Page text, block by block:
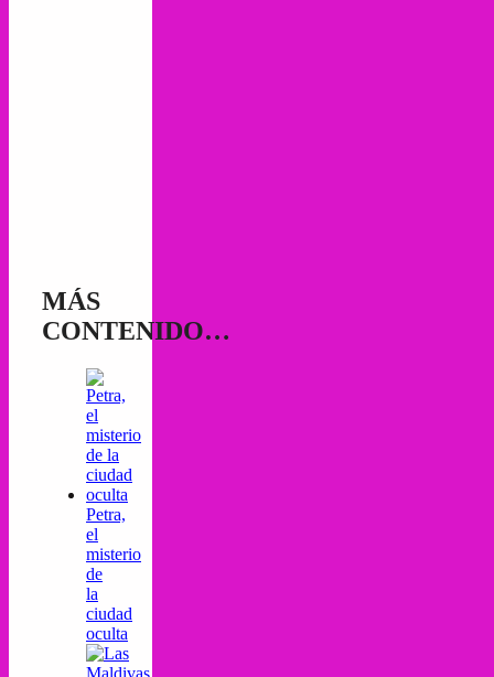
MÁS
CONTENIDO…
Petra,
el
misterio
de
la
ciudad
oculta